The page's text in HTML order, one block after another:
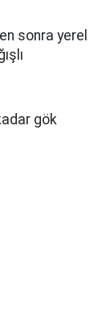
sonra yerel
gök